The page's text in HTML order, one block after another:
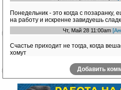
Понедельник - это когда с
на работу и искренне завидуешь
Чт, Май 28 11:00am
Счастье приходит не тогда, когда
хомут
Добавить